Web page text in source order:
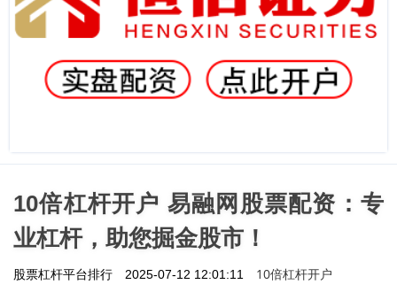
10倍杠杆开户 易融网股票配资：专
业杠杆，助您掘金股市！
股票杠杆平台排行 2025-07-12 12:01:11 10倍杠杆开户